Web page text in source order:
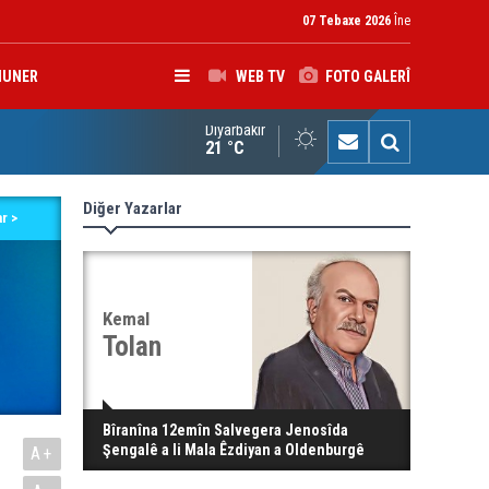
07 Tebaxe 2026 Îne
WEB TV FOTO GALERÎ
Gotinên Parêzgarê Kerkûkê yên li ser Madeya 140î hewldana
Diyarbakır
21 °C
>
A+
Diğer Yazarlar
Kemal
Tolan
Bîranîna 12emîn Salvegera Jenosîda
Şengalê a li Mala Êzdiyan a Oldenburgê